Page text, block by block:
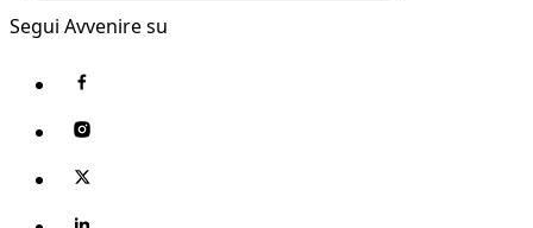
Segui Avvenire su